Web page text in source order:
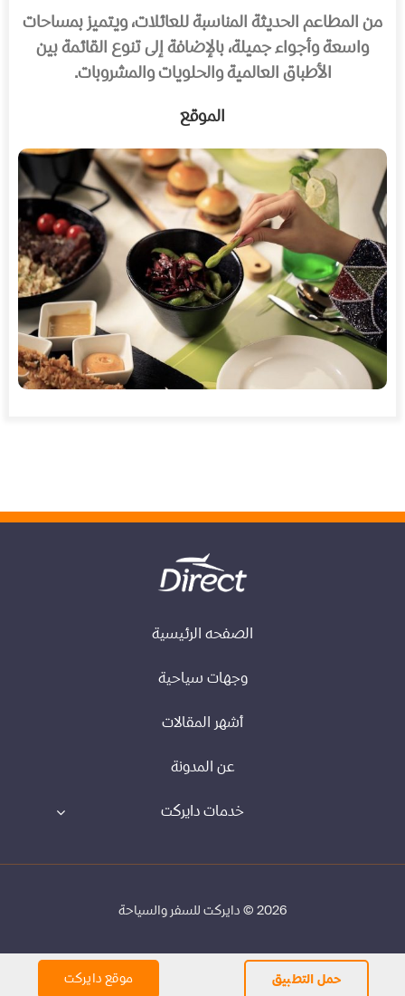
من المطاعم الحديثة المناسبة للعائلات، ويتميز بمساحات
واسعة وأجواء جميلة، بالإضافة إلى تنوع القائمة بين
الأطباق العالمية والحلويات والمشروبات.
الموقع
الصفحه الرئيسية
وجهات سياحية
أشهر المقالات
عن المدونة
خدمات دايركت
2026 © دايركت للسفر والسياحة
حمل التطبيق موقع دايركت